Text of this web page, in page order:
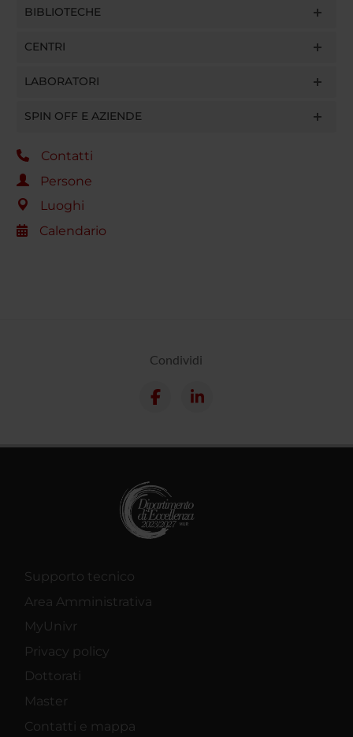
BIBLIOTECHE
CENTRI
LABORATORI
SPIN OFF E AZIENDE
Contatti
Persone
Luoghi
Calendario
Condividi
Supporto tecnico
Area Amministrativa
MyUnivr
Privacy policy
Dottorati
Master
Contatti e mappa